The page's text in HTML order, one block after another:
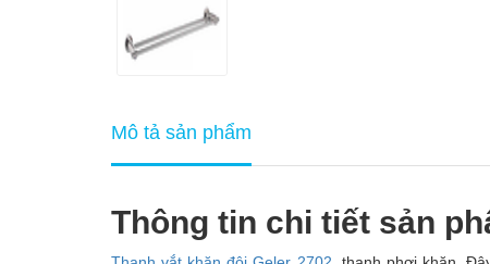
Mô tả sản phẩm
Thông tin chi tiết sản